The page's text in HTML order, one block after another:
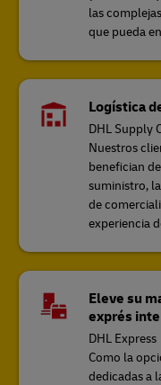
las
que pueda
Logística
DHL Supply
Nuestros
benefician
suministro,
de
experiencia
Eleve su
exprés
DHL Express
Como la
dedicadas a